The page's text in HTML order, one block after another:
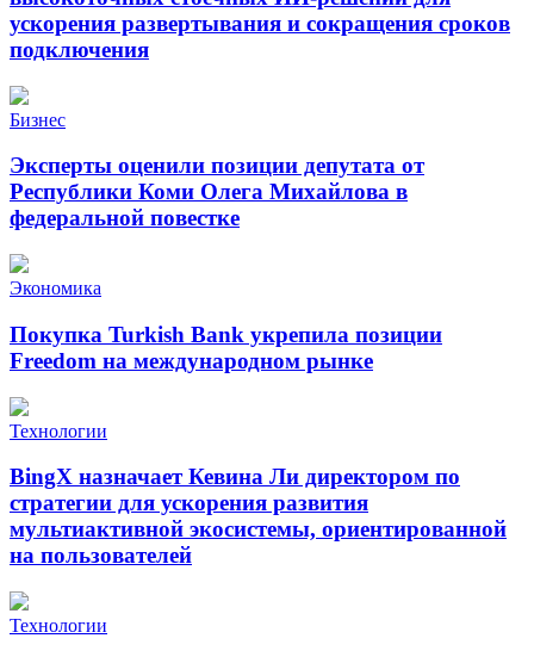
ускорения развертывания и сокращения сроков
подключения
Бизнес
Эксперты оценили позиции депутата от
Республики Коми Олега Михайлова в
федеральной повестке
Экономика
Покупка Turkish Bank укрепила позиции
Freedom на международном рынке
Технологии
BingX назначает Кевина Ли директором по
стратегии для ускорения развития
мультиактивной экосистемы, ориентированной
на пользователей
Технологии